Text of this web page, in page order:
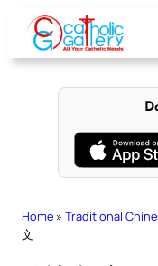
content
Home » Traditional
文